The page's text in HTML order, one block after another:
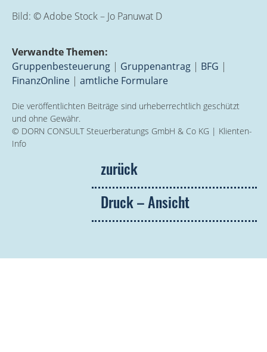
Bild: © Adobe Stock – Jo Panuwat D
Verwandte Themen:
Gruppenbesteuerung | Gruppenantrag | BFG |
FinanzOnline | amtliche Formulare
Die veröffentlichten Beiträge sind urheberrechtlich geschützt
und ohne Gewähr.
© DORN CONSULT Steuerberatungs GmbH & Co KG | Klienten-
Info
zurück
Druck – Ansicht